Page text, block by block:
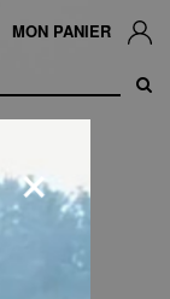
×
MON PANIER